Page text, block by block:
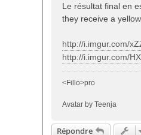
a
e
Le résultat final en
they receive a
http://i.imgur.com/
http://i.imgur.com/
<Fillo>pro
Avatar by Teenja
Répondre